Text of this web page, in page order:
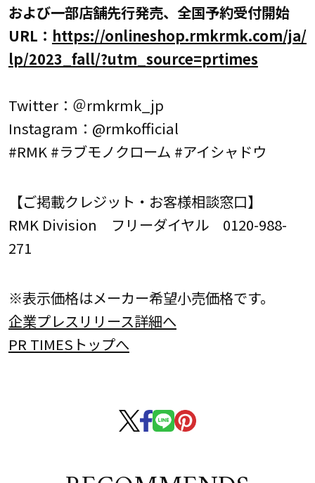
および一部店舗先行発売、全国予約受付開始
URL： https://onlineshop.rmkrmk.com/ja/
lp/2023_fall/?utm_source=prtimes
Twitter：＠rmkrmk_jp
Instagram：@rmkofficial
#RMK #ラブモノクローム #アイシャドウ
【ご掲載クレジット・お客様相談窓口】
RMK Division フリーダイヤル 0120-988-
271
※表示価格はメーカー希望小売価格です。
企業プレスリリース詳細へ
PR TIMESトップへ